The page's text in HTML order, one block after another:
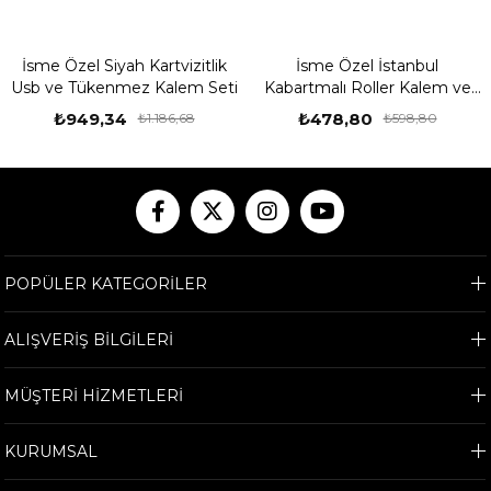
İsme Özel Siyah Kartvizitlik
Usb ve Tükenmez Kalem Seti
₺949,34 ₺1.186,68
İsme Özel İstanbul
Kabartmalı Roller Kalem ve
Ahşap Kutu Seti
₺478,80 ₺598,80
POPÜLER KATEGORİLER
ALIŞVERİŞ BİLGİLERİ
MÜŞTERİ HİZMETLERİ
KURUMSAL